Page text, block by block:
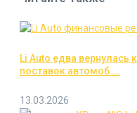
Li Auto едва вернулась
поставок автомоб ...
13.03.2026